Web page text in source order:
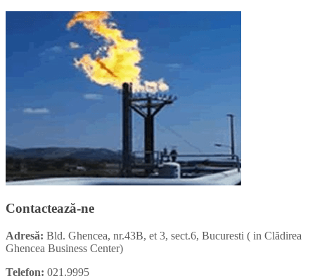
Contactează-ne
Adresă: Bld. Ghencea, nr.43B, et 3, sect.6, Bucuresti ( in Clădirea
Ghencea Business Center)
Telefon: 021.9995